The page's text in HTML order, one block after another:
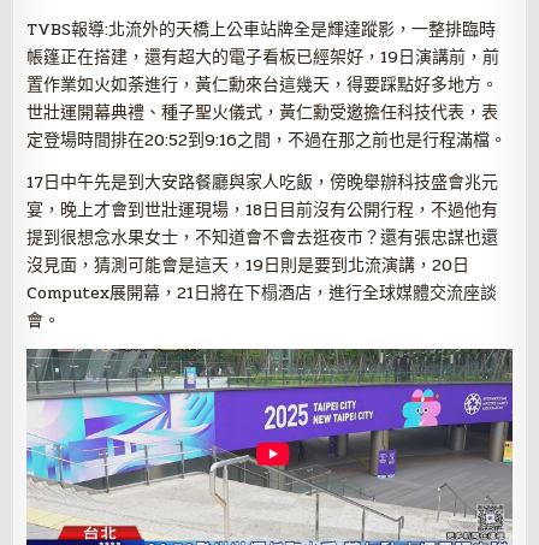
TVBS報導:北流外的天橋上公車站牌全是輝達蹤影，一整排臨時
帳篷正在搭建，還有超大的電子看板已經架好，19日演講前，前
置作業如火如荼進行，黃仁勳來台這幾天，得要踩點好多地方。
世壯運開幕典禮、種子聖火儀式，黃仁勳受邀擔任科技代表，表
定登場時間排在20:52到9:16之間，不過在那之前也是行程滿檔。
17日中午先是到大安路餐廳與家人吃飯，傍晚舉辦科技盛會兆元
宴，晚上才會到世壯運現場，18日目前沒有公開行程，不過他有
提到很想念水果女士，不知道會不會去逛夜市？還有張忠謀也還
沒見面，猜測可能會是這天，19日則是要到北流演講，20日
Computex展開幕，21日將在下榻酒店，進行全球媒體交流座談
會。